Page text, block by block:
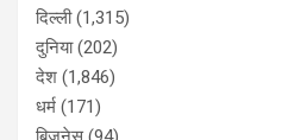
दिल्ली(1,315)
दुनिया(202)
देश (1,846)
धर्म (171)